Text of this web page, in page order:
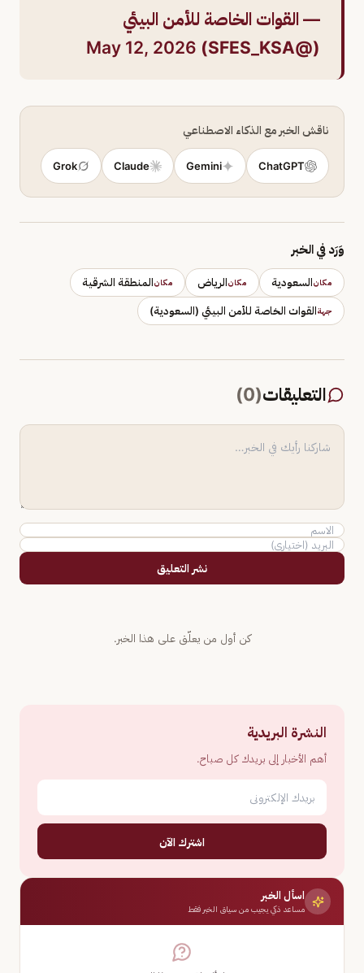
— القوات الخاصة للأمن البيئي
(@SFES_KSA)
May 12, 2026
ناقش الخبر مع الذكاء الاصطناعي
ChatGPT
Gemini
Claude
Grok
وَرَد في الخبر
مكانالسعودية مكانالرياض مكانالمنطقة الشرقية
جهةالقوات الخاصة للأمن البيئي (السعودية)
التعليقات(
0
)
نشر التعليق
كن أول من يعلّق على هذا الخبر.
النشرة البريدية
أهم الأخبار إلى بريدك كل صباح.
اشترك الآن
اسأل الخبر
مساعد ذكي يجيب من سياق الخبر فقط